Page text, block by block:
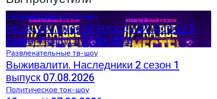
Развлекательные тв-шоу
Ну-ка, все вместе! Народный кастинг 3
сезон 4 выпуск 07.08.2026
Развлекательные тв-шоу
Выживалити. Наследники 2 сезон 1
выпуск 07.08.2026
Политическое ток-шоу